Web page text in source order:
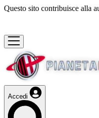
Questo sito contribuisce alla
Accedi